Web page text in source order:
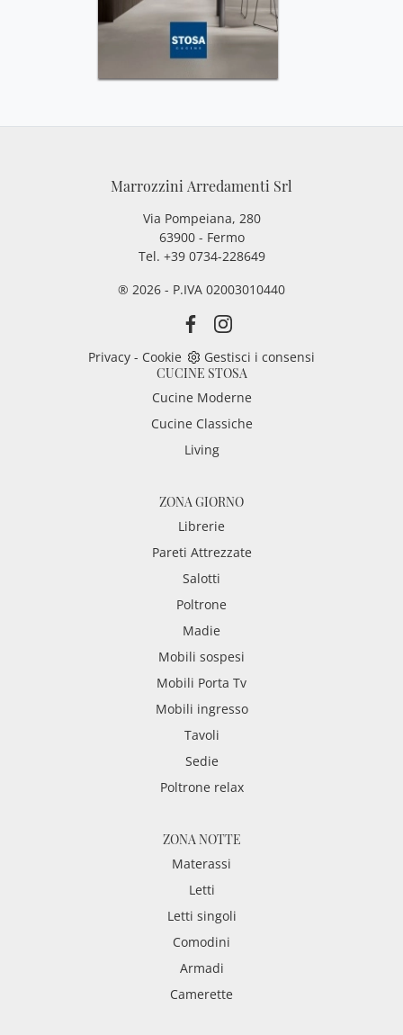
Marrozzini Arredamenti Srl
Via Pompeiana, 280
63900 - Fermo
Tel. +39 0734-228649
® 2026 - P.IVA 02003010440
Privacy - Cookie
Gestisci i consensi
CUCINE STOSA
Cucine Moderne
Cucine Classiche
Living
ZONA GIORNO
Librerie
Pareti Attrezzate
Salotti
Poltrone
Madie
Mobili sospesi
Mobili Porta Tv
Mobili ingresso
Tavoli
Sedie
Poltrone relax
ZONA NOTTE
Materassi
Letti
Letti singoli
Comodini
Armadi
Camerette